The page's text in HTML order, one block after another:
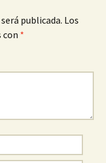
publicada. Los
con *